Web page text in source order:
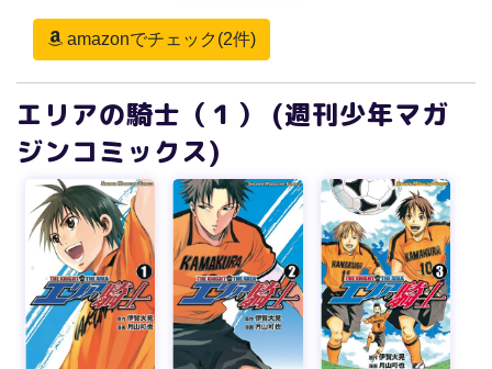
amazonでチェック(2件)
エリアの騎士（１） (週刊少年マガ
ジンコミックス)